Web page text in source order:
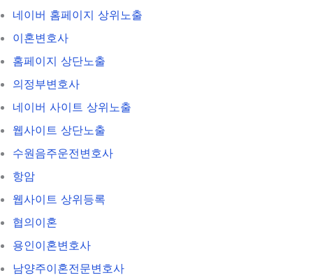
네이버 홈페이지 상위노출
이혼변호사
홈페이지 상단노출
의정부변호사
네이버 사이트 상위노출
웹사이트 상단노출
수원음주운전변호사
항암
웹사이트 상위등록
협의이혼
용인이혼변호사
남양주이혼전문변호사